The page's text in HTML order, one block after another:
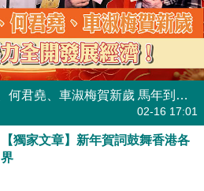
【短片】彭韻僖、李慧琼、何君堯、車淑梅賀新歲 馬年到！馬力全開發展經濟！
02-16 17:01
【獨家文章】新年賀詞鼓舞香港各
界